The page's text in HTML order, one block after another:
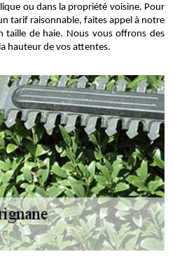
ou dans la propriété voisine. Pour
tarif raisonnable, faites appel à notre
taille de haie. Nous vous offrons des
hauteur de vos attentes.